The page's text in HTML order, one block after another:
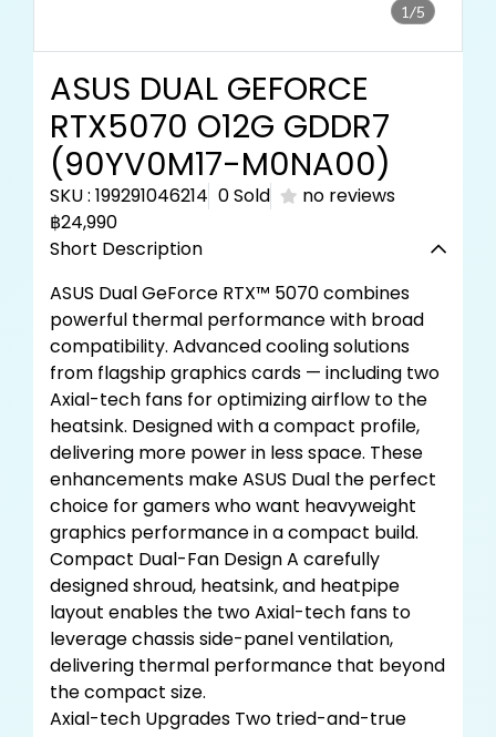
1/5
ASUS DUAL GEFORCE
RTX5070 O12G GDDR7
(90YV0M17-M0NA00)
SKU : 199291046214 0 Sold
no reviews
฿24,990
Short Description
ASUS Dual GeForce RTX™ 5070 combines
powerful thermal performance with broad
compatibility. Advanced cooling solutions
from flagship graphics cards — including two
Axial-tech fans for optimizing airflow to the
heatsink. Designed with a compact profile,
delivering more power in less space. These
enhancements make ASUS Dual the perfect
choice for gamers who want heavyweight
graphics performance in a compact build.
Compact Dual-Fan Design A carefully
designed shroud, heatsink, and heatpipe
layout enables the two Axial-tech fans to
leverage chassis side-panel ventilation,
delivering thermal performance that beyond
the compact size.
Axial-tech Upgrades Two tried-and-true